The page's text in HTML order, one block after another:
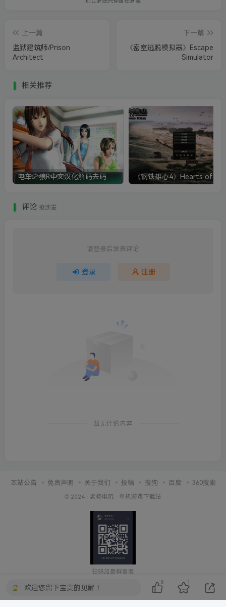
上一篇
监狱建筑师/Prison
Architect
下一篇
《密室逃脱模拟器》Escape
Simulator
相关推荐
评论 抢沙发
请登录后发表评论
登录 注册
暂无评论内容
本站公告 免责声明 关于我们 投稿 搜狗 百度 360搜索
© 2024 · 老杨电玩 · 单机游戏下载站
扫码加最群客服
欢迎您留下宝贵的见解！
8 1